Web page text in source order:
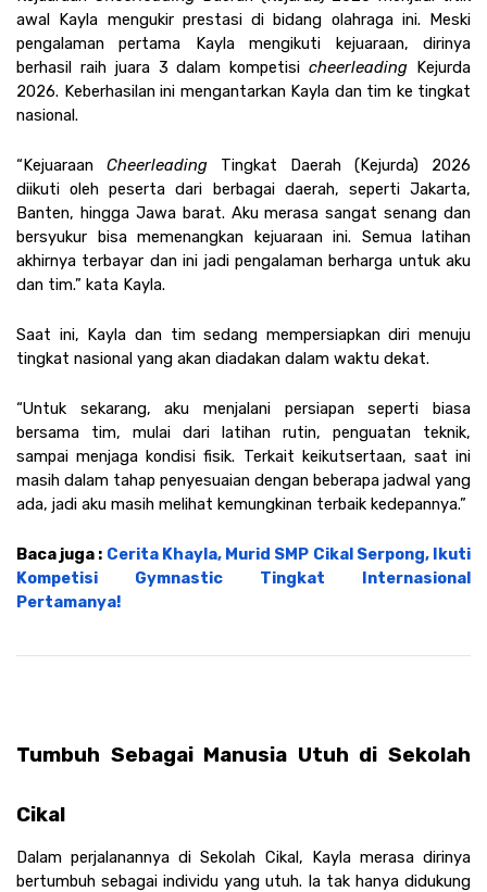
awal Kayla mengukir prestasi di bidang olahraga ini. Meski
pengalaman pertama Kayla mengikuti kejuaraan, dirinya
berhasil raih juara 3 dalam kompetisi cheerleading Kejurda
2026. Keberhasilan ini mengantarkan Kayla dan tim ke tingkat
nasional.
“Kejuaraan Cheerleading Tingkat Daerah (Kejurda) 2026
diikuti oleh peserta dari berbagai daerah, seperti Jakarta,
Banten, hingga Jawa barat. Aku merasa sangat senang dan
bersyukur bisa memenangkan kejuaraan ini. Semua latihan
akhirnya terbayar dan ini jadi pengalaman berharga untuk aku
dan tim.” kata Kayla.
Saat ini, Kayla dan tim sedang mempersiapkan diri menuju
tingkat nasional yang akan diadakan dalam waktu dekat.
“Untuk sekarang, aku menjalani persiapan seperti biasa
bersama tim, mulai dari latihan rutin, penguatan teknik,
sampai menjaga kondisi fisik. Terkait keikutsertaan, saat ini
masih dalam tahap penyesuaian dengan beberapa jadwal yang
ada, jadi aku masih melihat kemungkinan terbaik kedepannya.”
Baca juga : Cerita Khayla, Murid SMP Cikal Serpong, Ikuti
Kompetisi Gymnastic Tingkat Internasional
Pertamanya!
Tumbuh Sebagai Manusia Utuh di Sekolah
Cikal
Dalam perjalanannya di Sekolah Cikal, Kayla merasa dirinya
bertumbuh sebagai individu yang utuh. Ia tak hanya didukung